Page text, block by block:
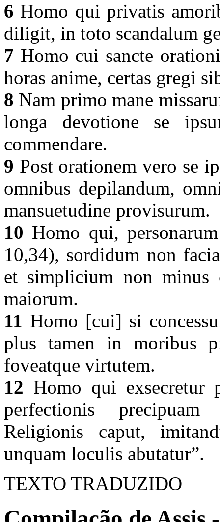
6 Homo qui privatis
diligit, in toto scandalum
7 Homo cui sancte
horas anime, certas gregi
8 Nam primo mane
longa devotione se
commendare.
9 Post orationem vero se
omnibus depilandum,
mansuetudine provisurum.
10 Homo qui,
10,34), sordidum non
et simplicium non minus
maiorum.
11 Homo [cui] si
plus tamen in moribus
foveatque virtutem.
12 Homo qui exsecretur
perfectionis
Religionis caput,
unquam loculis abutatur”.
TEXTO TRADUZIDO